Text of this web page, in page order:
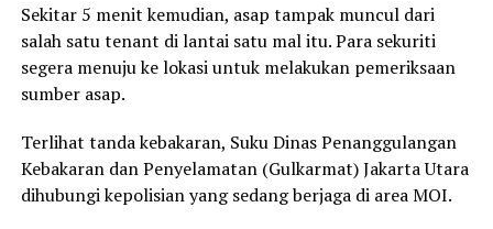
Sekitar 5 menit kemudian, asap tampak muncul dari
salah satu tenant di lantai satu mal itu. Para sekuriti
segera menuju ke lokasi untuk melakukan pemeriksaan
sumber asap.
Terlihat tanda kebakaran, Suku Dinas Penanggulangan
Kebakaran dan Penyelamatan (Gulkarmat) Jakarta Utara
dihubungi kepolisian yang sedang berjaga di area MOI.